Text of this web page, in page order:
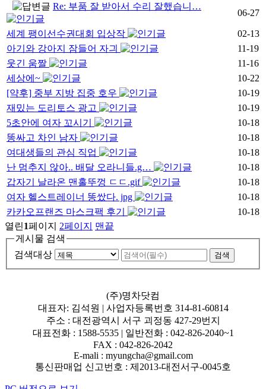
Re: 부품 잘 받아서 수리 잘했습니…
06-27
세계 팽이선수권대회 입상작
02-13
아기와 강아지 잠들어 자긔
11-19
웃긴 움짤
11-16
세상에~
10-22
[약후] 중부 지방 집중 호우
10-19
재밌는 도리토스 광고
10-19
5초안에 여자 꼬시기
10-18
똥싸고 차인 남자
10-18
여대생들의 관심 직업
10-18
난 멈추지 않아.. 배달 오라니들.g…
10-18
갑자기 날라온 맨홀뚜껑 ㄷㄷ.gif
10-18
여자 헬스트레이너 똥쌌다. jpg
10-18
카카오프랜즈 마스크팩 후기
10-18
열린1페이지 2페이지
맨끝
게시물 검색
검색대상
(주)명차닷컴
대표자: 김석원 | 사업자등록번호 314-81-60814
주소 : 대전광역시 서구 괴정동 427-29번지
대표전화 : 1588-5535 | 일반전화 : 042-826-2040~1
FAX : 042-826-2042
E-mali : myungcha@gmail.com
통신판매업 신고번호 : 제2013-대전서구-0045호